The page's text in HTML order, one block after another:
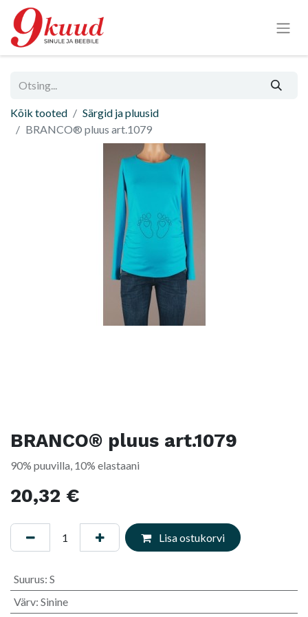
Kõik tooted
Särgid ja pluusid
BRANCO® pluus art.1079
BRANCO® pluus art.1079
90% puuvilla, 10% elastaani
20,32 €
Lisa ostukorvi
Suurus: S
Värv: Sinine